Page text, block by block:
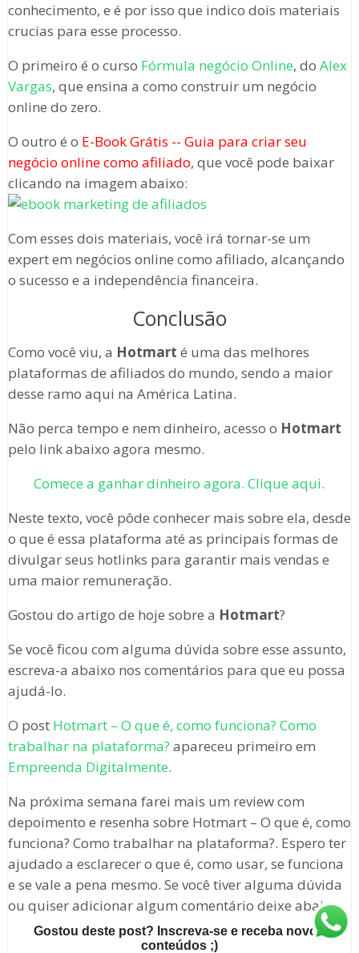
conhecimento, e é por isso que indico dois materiais
crucias para esse processo.
O primeiro é o curso Fórmula negócio Online, do Alex
Vargas, que ensina a como construir um negócio
online do zero.
O outro é o E-Book Grátis -- Guia para criar seu
negócio online como afiliado, que você pode baixar
clicando na imagem abaixo:
Com esses dois materiais, você irá tornar-se um
expert em negócios online como afiliado, alcançando
o sucesso e a independência financeira.
Conclusão
Como você viu, a Hotmart é uma das melhores
plataformas de afiliados do mundo, sendo a maior
desse ramo aqui na América Latina.
Não perca tempo e nem dinheiro, acesso o Hotmart
pelo link abaixo agora mesmo.
Comece a ganhar dinheiro agora. Clique aqui.
Neste texto, você pôde conhecer mais sobre ela, desde
o que é essa plataforma até as principais formas de
divulgar seus hotlinks para garantir mais vendas e
uma maior remuneração.
Gostou do artigo de hoje sobre a Hotmart?
Se você ficou com alguma dúvida sobre esse assunto,
escreva-a abaixo nos comentários para que eu possa
ajudá-lo.
O post Hotmart – O que é, como funciona? Como
trabalhar na plataforma? apareceu primeiro em
Empreenda Digitalmente.
Na próxima semana farei mais um review com
depoimento e resenha sobre Hotmart – O que é, como
funciona? Como trabalhar na plataforma?. Espero ter
ajudado a esclarecer o que é, como usar, se funciona
e se vale a pena mesmo. Se você tiver alguma dúvida
ou quiser adicionar algum comentário deixe abaixo.
Gostou deste post? Inscreva-se e receba novos
conteúdos ;)